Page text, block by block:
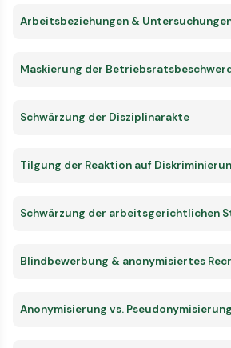
Arbeitsbeziehungen &
Maskierung der
Schwärzung der Disziplinarakte
Tilgung der Reaktion auf
Schwärzung der arbeitsgerichtlichen
Blindbewerbung & anonymisiertes
Anonymisierung vs. Pseudonymisierung